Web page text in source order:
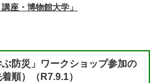
座・博物館大学」
防災」ワークショップ参加の
順）
（R7.9.1）​